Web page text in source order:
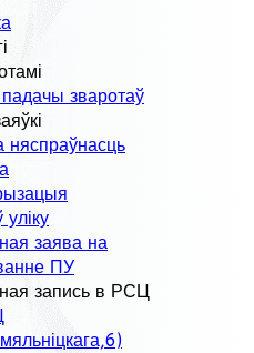
зваротаў
няспраўнасць
заява на
ПУ
запись в РСЦ